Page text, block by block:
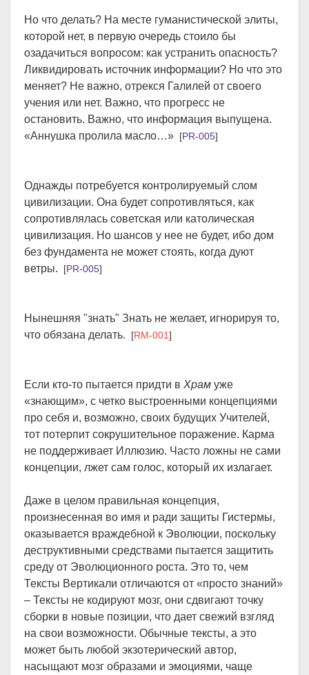
Но что делать? На месте гуманистической элиты,
которой нет, в первую очередь стоило бы
озадачиться вопросом: как устранить опасность?
Ликвидировать источник информации? Но что это
меняет? Не важно, отрекся Галилей от своего
учения или нет. Важно, что прогресс не
остановить. Важно, что информация выпущена.
«Аннушка пролила масло…» [PR-005]
Однажды потребуется контролируемый слом
цивилизации. Она будет сопротивляться, как
сопротивлялась советская или католическая
цивилизация. Но шансов у нее не будет, ибо дом
без фундамента не может стоять, когда дуют
ветры. [PR-005]
Нынешняя "знать" Знать не желает, игнорируя то,
что обязана делать. [RM-001]
Если кто-то пытается придти в Храм уже
«знающим», с четко выстроенными концепциями
про себя и, возможно, своих будущих Учителей,
тот потерпит сокрушительное поражение. Карма
не поддерживает Иллюзию. Часто ложны не сами
концепции, лжет сам голос, который их излагает.
Даже в целом правильная концепция,
произнесенная во имя и ради защиты Гистермы,
оказывается враждебной к Эволюции, поскольку
деструктивными средствами пытается защитить
среду от Эволюционного роста. Это то, чем
Тексты Вертикали отличаются от «просто знаний»
– Тексты не кодируют мозг, они сдвигают точку
сборки в новые позиции, что дает свежий взгляд
на свои возможности. Обычные тексты, а это
может быть любой экзотерический автор,
насыщают мозг образами и эмоциями, чаще